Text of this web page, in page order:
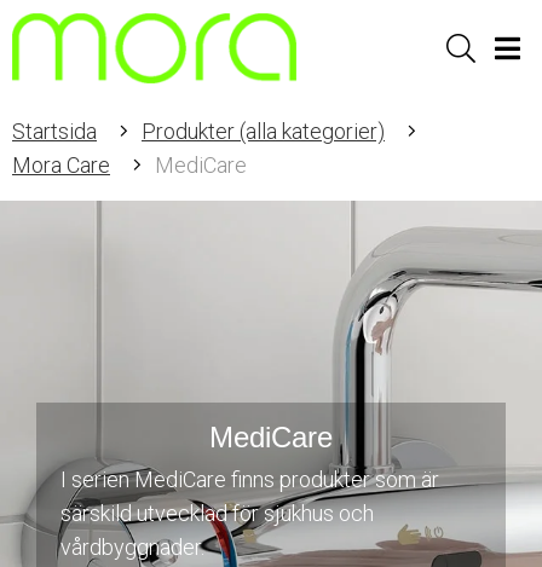
Sök
Startsida
Produkter (alla kategorier)
Mora Care
MediCare
MediCare
I serien MediCare finns produkter som är
särskild utvecklad för sjukhus och
vårdbyggnader.